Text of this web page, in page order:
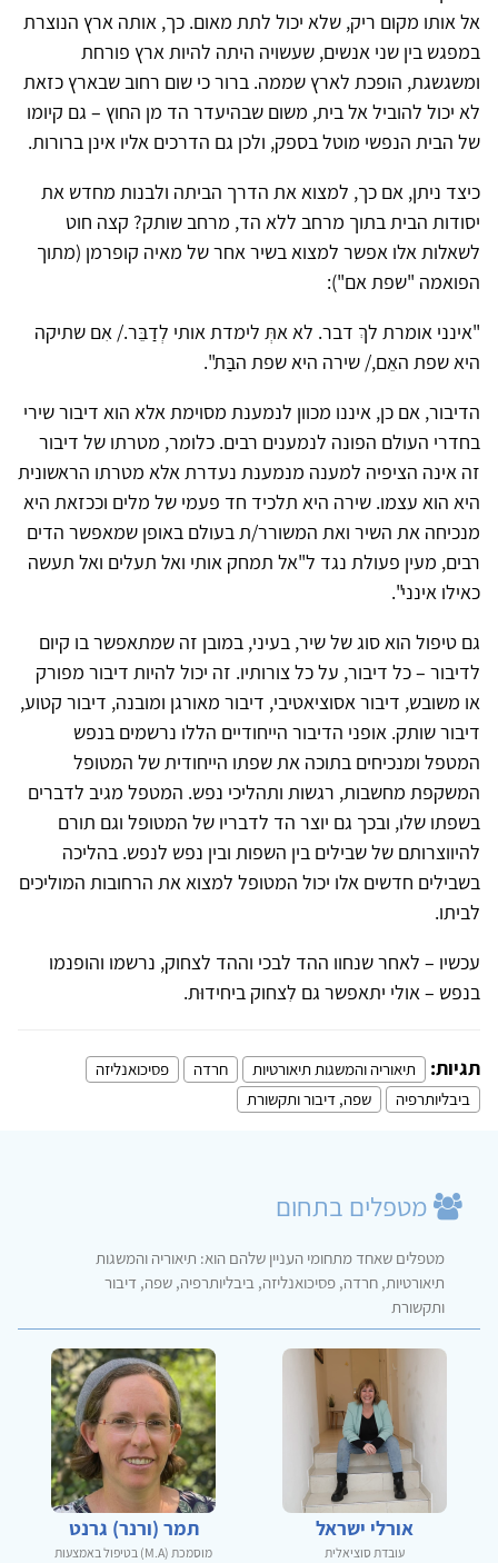
אל אותו מקום ריק, שלא יכול לתת מאום. כך, אותה ארץ הנוצרת
במפגש בין שני אנשים, שעשויה היתה להיות ארץ פורחת
ומשגשגת, הופכת לארץ שממה. ברור כי שום רחוב שבארץ כזאת
לא יכול להוביל אל בית, משום שבהיעדר הד מן החוץ – גם קיומו
של הבית הנפשי מוטל בספק, ולכן גם הדרכים אליו אינן ברורות.
כיצד ניתן, אם כך, למצוא את הדרך הביתה ולבנות מחדש את
יסודות הבית בתוך מרחב ללא הד, מרחב שותק? קצה חוט
לשאלות אלו אפשר למצוא בשיר אחר של מאיה קופרמן (מתוך
הפואמה "שפת אם"):
"אינני אומרת לךְ דבר. לא אתְּ לימדת אותי לְדַבֵּר./ אִם שתיקה
היא שפת האֵם,/ שירה היא שפת הבַּת".
הדיבור, אם כן, איננו מכוון לנמענת מסוימת אלא הוא דיבור שירי
בחדרי העולם הפונה לנמענים רבים. כלומר, מטרתו של דיבור
זה אינה הציפיה למענה מנמענת נעדרת אלא מטרתו הראשונית
היא הוא עצמו. שירה היא תלכיד חד פעמי של מלים וככזאת היא
מנכיחה את השיר ואת המשורר/ת בעולם באופן שמאפשר הדים
רבים, מעין פעולת נגד ל"אל תמחק אותי ואל תעלים ואל תעשה
כאילו אינני".
גם טיפול הוא סוג של שיר, בעיני, במובן זה שמתאפשר בו קיום
לדיבור – כל דיבור, על כל צורותיו. זה יכול להיות דיבור מפורק
או משובש, דיבור אסוציאטיבי, דיבור מאורגן ומובנה, דיבור קטוע,
דיבור שותק. אופני הדיבור הייחודיים הללו נרשמים בנפש
המטפל ומנכיחים בתוכה את שפתו הייחודית של המטופל
המשקפת מחשבות, רגשות ותהליכי נפש. המטפל מגיב לדברים
בשפתו שלו, ובכך גם יוצר הד לדבריו של המטופל וגם תורם
להיווצרותם של שבילים בין השפות ובין נפש לנפש. בהליכה
בשבילים חדשים אלו יכול המטופל למצוא את הרחובות המוליכים
לביתו.
עכשיו – לאחר שנחוו ההד לבכי וההד לצחוק, נרשמו והופנמו
בנפש – אולי יתאפשר גם לִצחוק ביחידוּת.
תגיות: תיאוריה והמשגות תיאורטיות חרדה
פסיכואנליזה
ביבליותרפיה
שפה, דיבור ותקשורת
מטפלים בתחום
מטפלים שאחד מתחומי העניין שלהם הוא: תיאוריה והמשגות
תיאורטיות, חרדה, פסיכואנליזה, ביבליותרפיה, שפה, דיבור
ותקשורת
אורלי ישראל
עובדת סוציאלית
תמר (ורנר) גרנט
מוסמכת (M.A) בטיפול באמצעות